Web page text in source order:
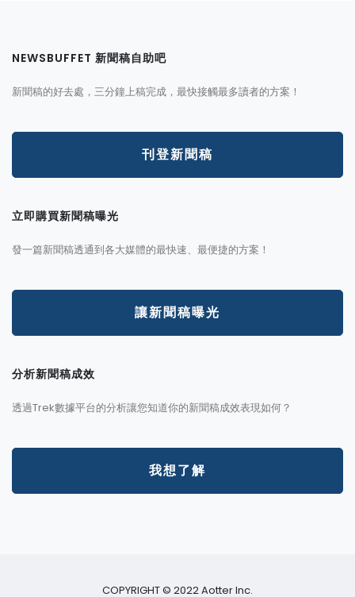
NEWSBUFFET 新聞稿自助吧
新聞稿的好去處，三分鐘上稿完成，最快接觸最多讀者的方案！
刊登新聞稿
立即購買新聞稿曝光
發一篇新聞稿透通到各大媒體的最快速、最便捷的方案！
讓新聞稿曝光
分析新聞稿成效
透過Trek數據平台的分析讓您知道你的新聞稿成效表現如何？
我想了解
COPYRIGHT © 2022 Aotter Inc.